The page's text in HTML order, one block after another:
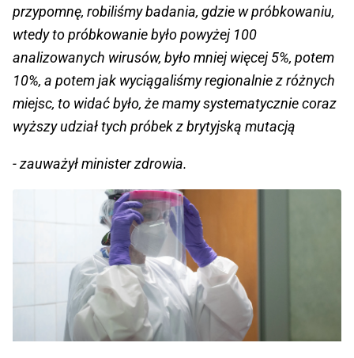
przypomnę, robiliśmy badania, gdzie w próbkowaniu,
wtedy to próbkowanie było powyżej 100
analizowanych wirusów, było mniej więcej 5%, potem
10%, a potem jak wyciągaliśmy regionalnie z różnych
miejsc, to widać było, że mamy systematycznie coraz
wyższy udział tych próbek z brytyjską mutacją
- zauważył minister zdrowia.